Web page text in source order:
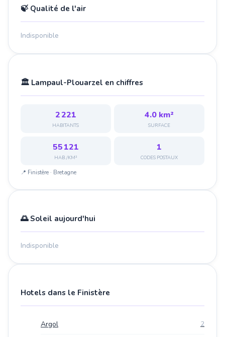
🍃 Qualité de l'air
Indisponible
🏛️ Lampaul-Plouarzel en chiffres
2 221
HABITANTS
4.0 km²
SURFACE
55 121
HAB./KM²
1
CODES POSTAUX
📍 Finistère · Bretagne
🌅 Soleil aujourd'hui
Indisponible
Hotels dans le Finistère
Argol 2